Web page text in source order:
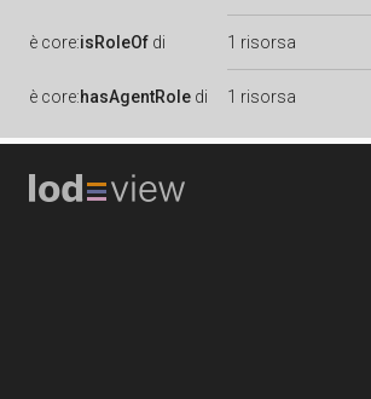
è core:isRoleOf di 1 risorsa
è core:hasAgentRole di 1 risorsa